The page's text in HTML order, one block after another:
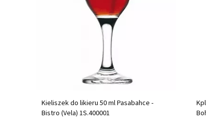
Kieliszek do likieru 50 ml Pasabahce -
Bistro (Vela) 1S.400001